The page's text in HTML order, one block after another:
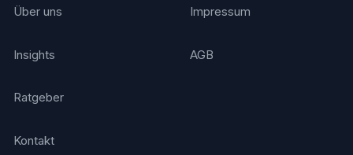
Über uns
Insights
Ratgeber
Kontakt
Impressum
AGB